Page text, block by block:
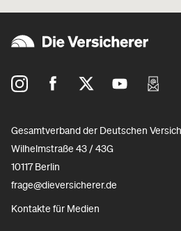
Gesamtverband der Deutschen
Wilhelmstraße 43 / 43G
10117 Berlin
frage@dieversicherer.de
Kontakte für Medien